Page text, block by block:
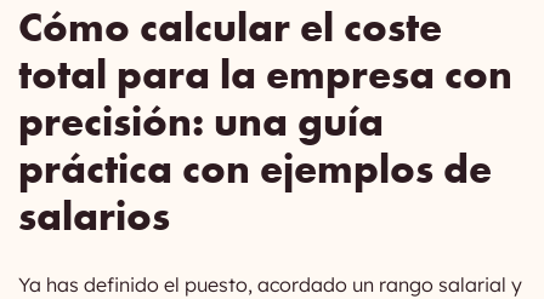
Cómo calcular el coste
total para la empresa con
precisión: una guía
práctica con ejemplos de
salarios
Ya has definido el puesto, acordado un rango salarial y